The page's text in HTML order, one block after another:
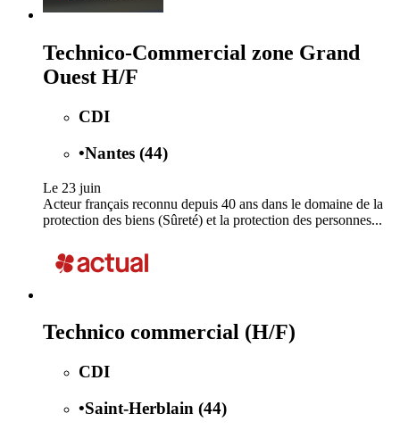
Technico-Commercial zone Grand
Ouest H/F
CDI
•Nantes (44)
Le 23 juin
Acteur français reconnu depuis 40 ans dans le domaine de la
protection des biens (Sûreté) et la protection des personnes...
Technico commercial (H/F)
CDI
•Saint-Herblain (44)